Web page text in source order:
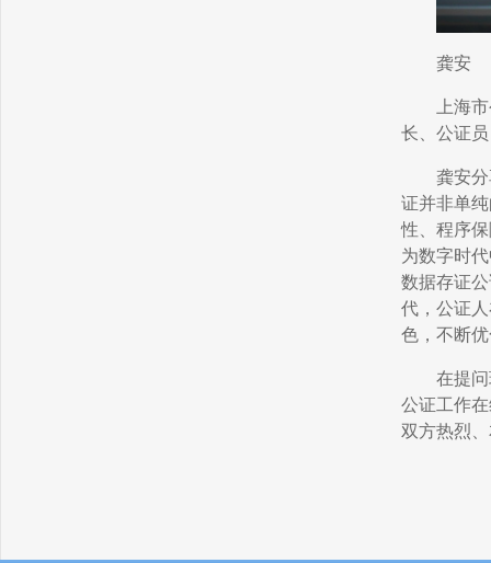
龚安
上海
长、公证员
龚安
证并非单
性、程序
为数字时
数据存证
代，公证
色，不断
在提
公证工作
双方热烈